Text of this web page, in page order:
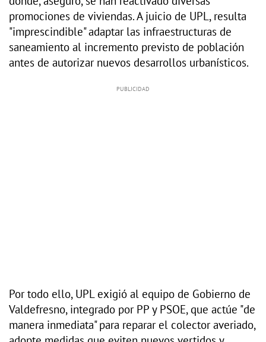
promociones de viviendas. A juicio de UPL, resulta
"imprescindible" adaptar las infraestructuras de
saneamiento al incremento previsto de población
antes de autorizar nuevos desarrollos urbanísticos.
Por todo ello, UPL exigió al equipo de Gobierno de
Valdefresno, integrado por PP y PSOE, que actúe "de
manera inmediata" para reparar el colector averiado,